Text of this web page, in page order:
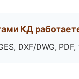
КД
DXF/DWG,